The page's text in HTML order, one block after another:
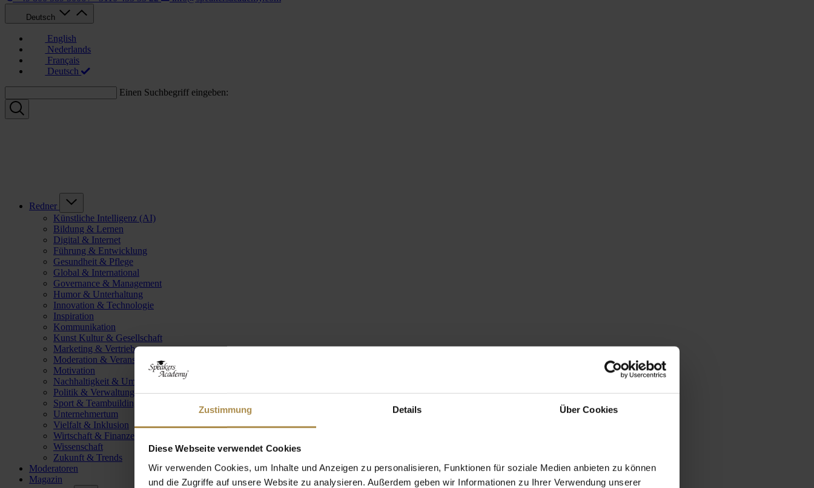
Zustimmung Details Über Cookies
Diese Webseite verwendet Cookies
Wir verwenden Cookies, um Inhalte und Anzeigen zu personalisieren, Funktionen für soziale Medien anbieten zu können
und die Zugriffe auf unsere Website zu analysieren. Außerdem geben wir Informationen zu Ihrer Verwendung unserer
Deutsch
English
Nederlands
Français
Deutsch
Einen Suchbegriff eingeben:
Redner
Künstliche Intelligenz (AI)
Bildung & Lernen
Digital & Internet
Führung & Entwicklung
Gesundheit & Pflege
Global & International
Governance & Management
Humor & Unterhaltung
Innovation & Technologie
Inspiration
Kommunikation
Kunst Kultur & Gesellschaft
Marketing & Vertrieb
Moderation & Veranstaltungsleitung
Motivation
Nachhaltigkeit & Umwelt
Politik & Verwaltung
Sport & Teambuilding
Unternehmertum
Vielfalt & Inklusion
Wirtschaft & Finanzen
Wissenschaft
Zukunft & Trends
Moderatoren
Magazin